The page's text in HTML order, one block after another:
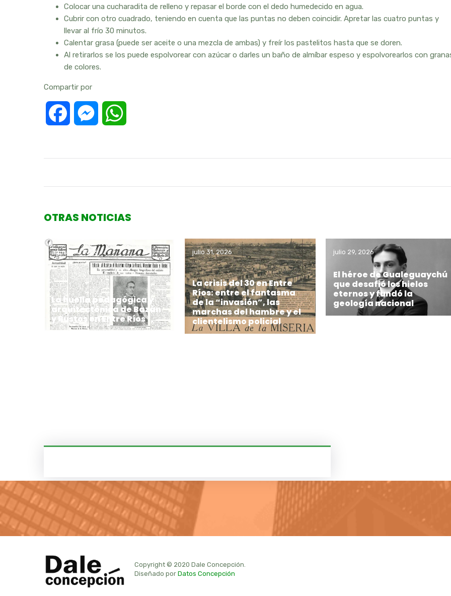
Colocar una cucharadita de relleno y repasar el borde con el dedo humedecido en agua.
Cubrir con otro cuadrado, teniendo en cuenta que las puntas no deben coincidir. Apretar las cuatro puntas y
llevar al frío 30 minutos.
Calentar grasa (puede ser aceite o una mezcla de ambas) y freír los pastelitos hasta que se doren.
Al retirarlos se los puede espolvorear con azúcar o darles un baño de almíbar espeso y espolvorearlos con
de colores.
Compartir por
Facebook Messenger
OTRAS NOTICIAS
agosto 4, 2026
La huella pedagógica y
arquitectónica de Bazán
y Bustos en Entre Ríos
julio 31, 2026
La crisis del 30 en Entre
Ríos: entre el fantasma
de la “invasión”, las
marchas del hambre y el
clientelismo policial
julio 29, 2026
El héroe de Gualeguaychú
que desafió los hielos
eternos y fundó la
geología nacional
Copyright © 2020 Dale Concepción.
Diseñado por Datos Concepción